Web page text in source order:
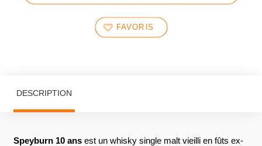
FAVORIS
DESCRIPTION
Speyburn 10 ansest un whisky single malt vieilli en fûts ex-